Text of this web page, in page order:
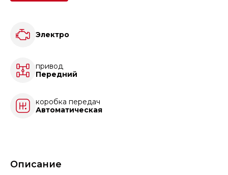
Электро
привод
Передний
коробка передач
Автоматическая
Описание